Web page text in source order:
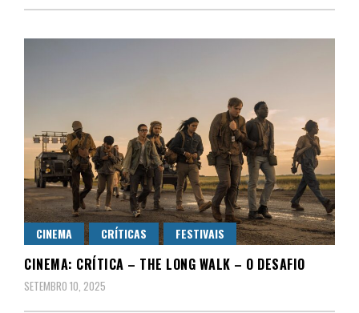
CINEMA CRÍTICAS FESTIVAIS
CINEMA: CRÍTICA – THE LONG WALK – O DESAFIO
SETEMBRO 10, 2025